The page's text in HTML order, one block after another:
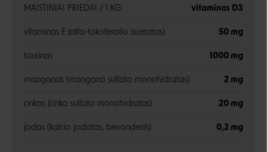
MAISTINIAI PRIEDAI / 1 KG vitaminas D3
vitaminas E (alfa-tokoferolio acetatas) 50 mg
taurinas 1000 mg
manganas (mangano sulfato monohidratas) 2 mg
cinkas (cinko sulfato monohidratas) 20 mg
jodas (kalcio jodatas, bevandenis) 0,2 mg
Negalite prisijungti prie paskyros?